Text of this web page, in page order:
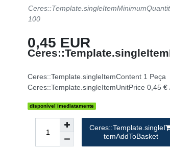
100
0,45 EUR
Ceres::Template.singleItemContent 1 Peça
Ceres::Template.singleItemUnitPrice 0,45 €
disponível imediatamente
Ceres::Template.singleI
temAddToBasket